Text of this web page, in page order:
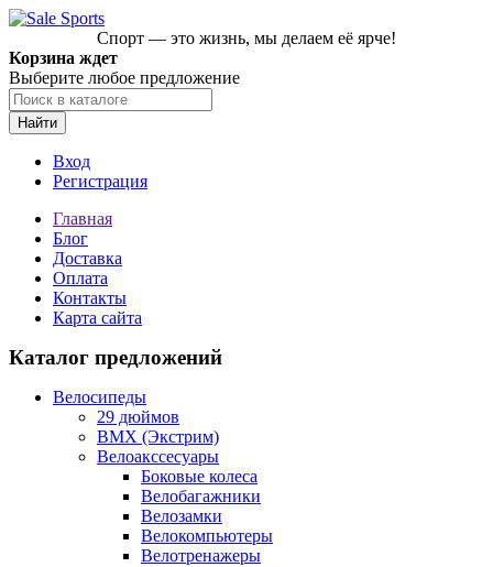
Спорт — это жизнь, мы делаем её ярче!
Корзина ждет
Выберите любое предложение
Найти
Вход
Регистрация
Главная
Блог
Доставка
Оплата
Контакты
Карта сайта
Каталог предложений
Велосипеды
29 дюймов
BMX (Экстрим)
Велоакссесуары
Боковые колеса
Велобагажники
Велозамки
Велокомпьютеры
Велотренажеры